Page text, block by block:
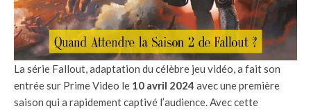
La série Fallout, adaptation du célèbre jeu vidéo, a fait son
entrée sur Prime Video le 10 avril 2024 avec une première
saison qui a rapidement captivé l’audience. Avec cette